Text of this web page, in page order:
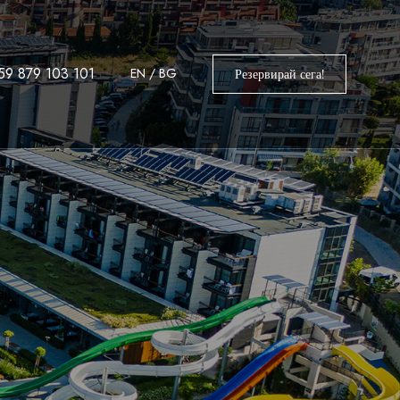
879 103 101 EN/BG Резервирай сега!